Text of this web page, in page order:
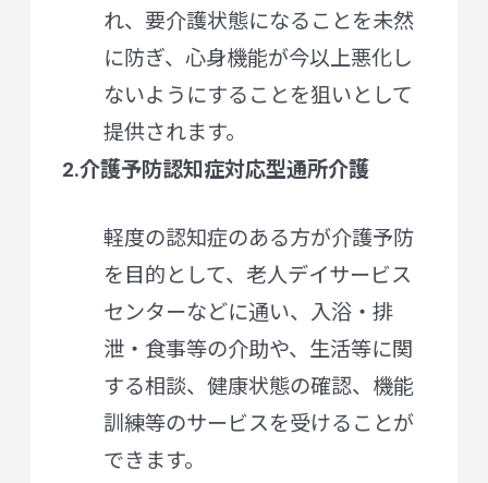
れ、要介護状態になることを未然
に防ぎ、心身機能が今以上悪化し
ないようにすることを狙いとして
提供されます。
2.介護予防認知症対応型通所介護
軽度の認知症のある方が介護予防
を目的として、老人デイサービス
センターなどに通い、入浴・排
泄・食事等の介助や、生活等に関
する相談、健康状態の確認、機能
訓練等のサービスを受けることが
できます。